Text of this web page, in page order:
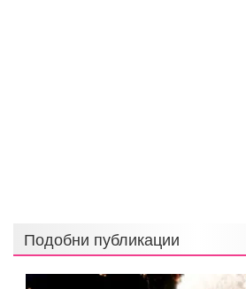
Подобни публикации